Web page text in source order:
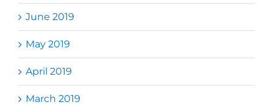
June 2019
May 2019
April 2019
March 2019